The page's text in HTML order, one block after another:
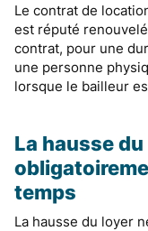
Le contrat de
est réputé
contrat, pour une
une personne
lorsque le bailleur
La hausse
temps
La hausse du loyer